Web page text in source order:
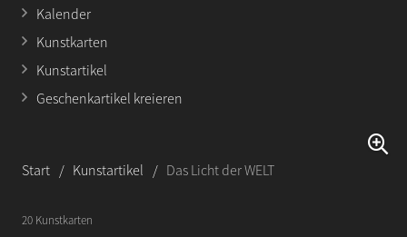
Kalender
Kunstkarten
Kunstartikel
Geschenkartikel kreieren
Start / Kunstartikel / Das Licht der WELT
20 Kunstkarten